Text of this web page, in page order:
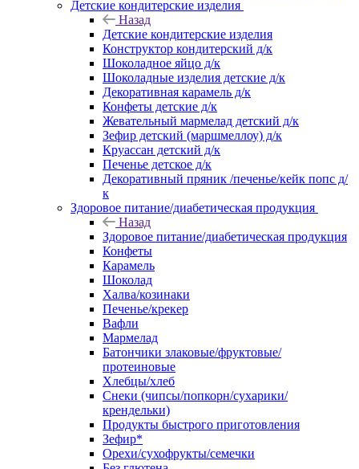
Детские кондитерские изделия
Назад
Детские кондитерские изделия
Конструктор кондитерский д/к
Шоколадное яйцо д/к
Шоколадные изделия детские д/к
Декоративная карамель д/к
Конфеты детские д/к
Жевательный мармелад детский д/к
Зефир детский (маршмеллоу) д/к
Круассан детский д/к
Печенье детское д/к
Декоративный пряник /печенье/кейк попс д/
к
Здоровое питание/диабетическая продукция
Назад
Здоровое питание/диабетическая продукция
Конфеты
Карамель
Шоколад
Халва/козинаки
Печенье/крекер
Вафли
Мармелад
Батончики злаковые/фруктовые/
протеиновые
Хлебцы/хлеб
Снеки (чипсы/попкорн/сухарики/
крендельки)
Продукты быстрого приготовления
Зефир*
Орехи/сухофрукты/семечки